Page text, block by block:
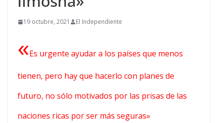
19 octubre, 2021 El Independiente
«Es urgente ayudar a los países que menos
tienen, pero hay que hacerlo con planes de
futuro, no sólo motivados por las prisas de las
naciones ricas por ser más seguras»